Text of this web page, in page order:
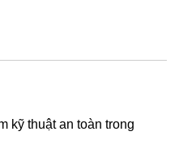
kỹ thuật an toàn trong